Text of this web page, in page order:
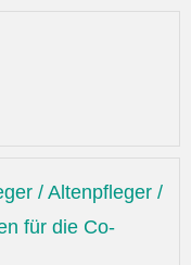
/ Altenpfleger /
für die Co-